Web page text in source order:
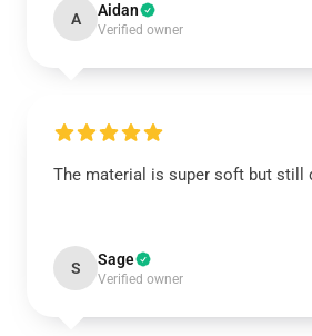
A Aidan
Verified owner
The material is super soft but still
S Sage
Verified owner